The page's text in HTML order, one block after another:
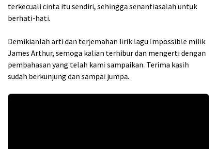
terkecuali cinta itu sendiri, sehingga senantiasalah untuk
berhati-hati.
Demikianlah arti dan terjemahan lirik lagu Impossible milik
James Arthur, semoga kalian terhibur dan mengerti dengan
pembahasan yang telah kami sampaikan. Terima kasih
sudah berkunjung dan sampai jumpa.